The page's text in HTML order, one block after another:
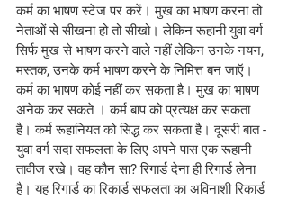
कर्म का भाषण स्टेज पर करें। मुख का भाषण करना तो
नेताओं से सीखना हो तो सीखो। लेकिन रूहानी युवा वर्ग
सिर्फ मुख से भाषण करने वाले नहीं लेकिन उनके नयन,
मस्तक, उनके कर्म भाषण करने के निमित्त बन जाऍ।
कर्म का भाषण कोई नहीं कर सकता है। मुख का भाषण
अनेक कर सकते । कर्म बाप को प्रत्यक्ष कर सकता
है। कर्म रूहानियत को सिद्ध कर सकता है। दूसरी बात -
युवा वर्ग सदा सफलता के लिए अपने पास एक रूहानी
तावीज रखे। वह कौन सा? रिगार्ड देना ही रिगार्ड लेना
है। यह रिगार्ड का रिकार्ड सफलता का अविनाशी रिकार्ड